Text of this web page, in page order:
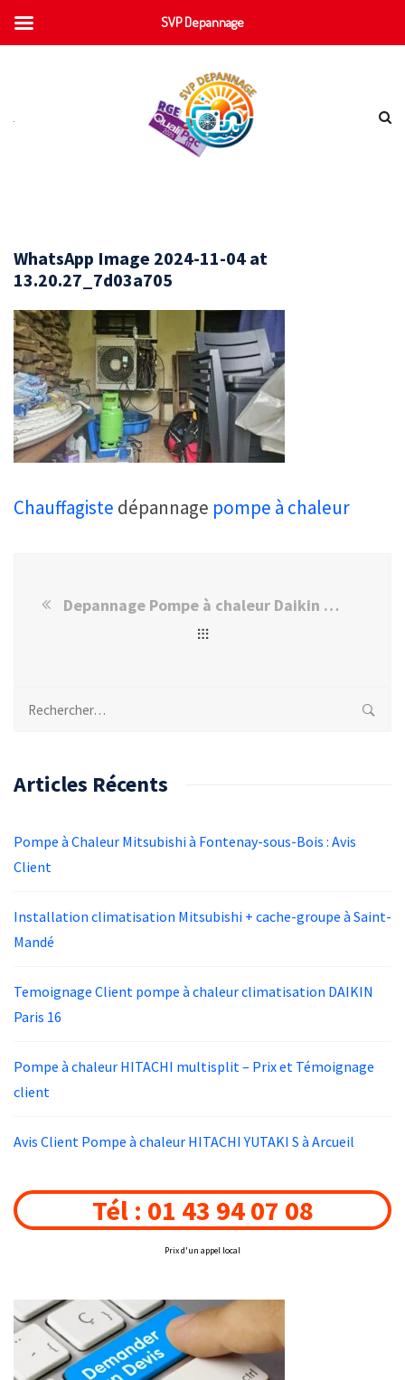
WhatsApp Image 2024-11-04 at
13.20.27_7d03a705
Chauffagiste dépannage pompe à chaleur
Depannage Pompe à chaleur Daikin à Saint-Maurice
Rechercher :
Articles Récents
Pompe à Chaleur Mitsubishi à Fontenay-sous-Bois : Avis
Client
Installation climatisation Mitsubishi + cache-groupe à Saint-
Mandé
Temoignage Client pompe à chaleur climatisation DAIKIN
Paris 16
Pompe à chaleur HITACHI multisplit – Prix et Témoignage
client
Avis Client Pompe à chaleur HITACHI YUTAKI S à Arcueil
Tél : 01 43 94 07 08
Prix d'un appel local
SVP Depannage